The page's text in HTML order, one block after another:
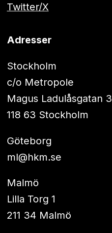
Twitter/X
Adresser
Stockholm
c/o Metropole
Magus Ladulåsgatan 3
118 63 Stockholm
Göteborg
ml@hkm.se
Malmö
Lilla Torg 1
211 34 Malmö